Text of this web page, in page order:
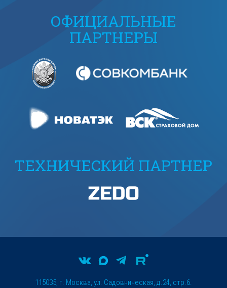
ОФИЦИАЛЬНЫЕ
ПАРТНЕРЫ
ТЕХНИЧЕСКИЙ ПАРТНЕР
115035, г. Москва, ул. Садовническая, д.24, стр.6.